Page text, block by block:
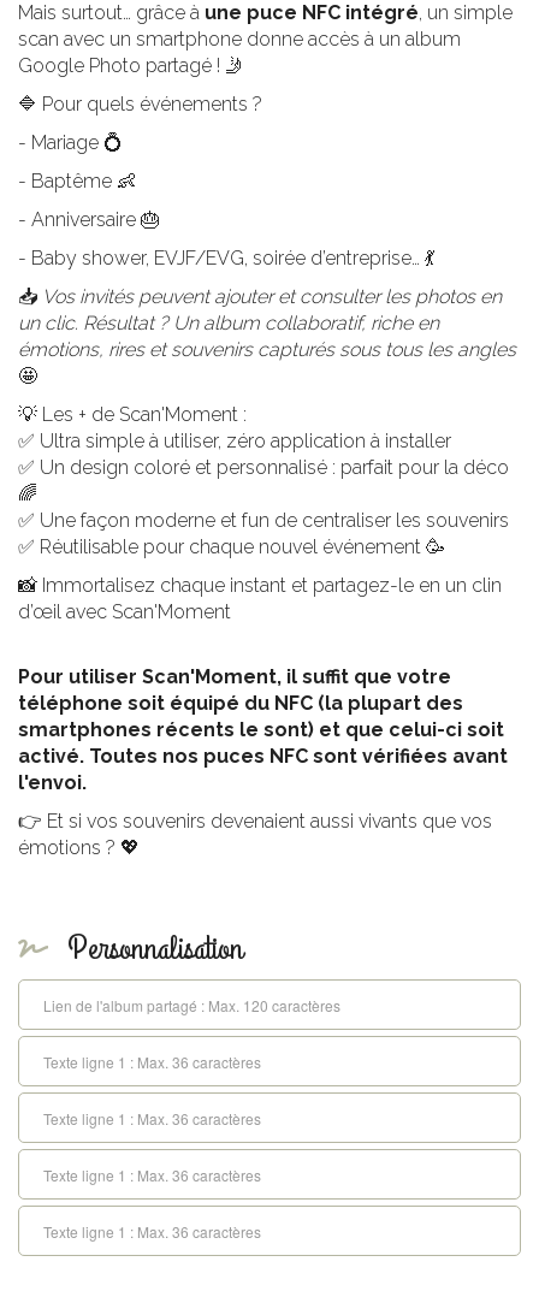
Mais surtout… grâce à une puce NFC intégré, un simple
scan avec un smartphone donne accès à un album
Google Photo partagé ! 🤳
🔷 Pour quels événements ?
- Mariage 💍
- Baptême 👶
- Anniversaire 🎂
- Baby shower, EVJF/EVG, soirée d’entreprise… 💃
📥 Vos invités peuvent ajouter et consulter les photos en
un clic. Résultat ? Un album collaboratif, riche en
émotions, rires et souvenirs capturés sous tous les angles
🤩
💡 Les + de Scan'Moment :
✅ Ultra simple à utiliser, zéro application à installer
✅ Un design coloré et personnalisé : parfait pour la déco
🌈
✅ Une façon moderne et fun de centraliser les souvenirs
✅ Réutilisable pour chaque nouvel événement 🥳
📸 Immortalisez chaque instant et partagez-le en un clin
d’œil avec Scan'Moment
Pour utiliser Scan'Moment, il suffit que votre
téléphone soit équipé du NFC (la plupart des
smartphones récents le sont) et que celui-ci soit
activé. Toutes nos puces NFC sont vérifiées avant
l'envoi.
👉 Et si vos souvenirs devenaient aussi vivants que vos
émotions ? 💖
Personnalisation